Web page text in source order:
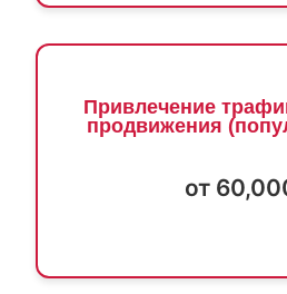
Привлечение
продвижения
от